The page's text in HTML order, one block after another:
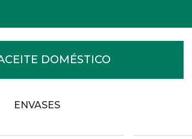
DOMÉSTICO
ENVASES